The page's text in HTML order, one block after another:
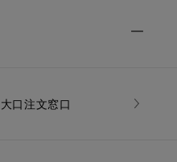
⼤⼝注⽂窓⼝